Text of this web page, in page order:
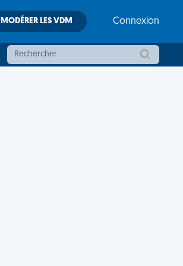
MODÉRER LES VDM Connexion